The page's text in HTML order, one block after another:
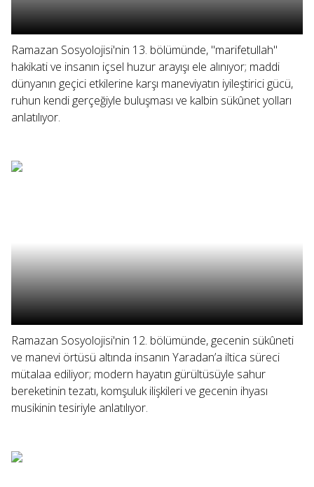
Ramazan Sosyolojisi'nin 13. bölümünde, "marifetullah"
hakikati ve insanın içsel huzur arayışı ele alınıyor; maddi
dünyanın geçici etkilerine karşı maneviyatın iyileştirici gücü,
ruhun kendi gerçeğiyle buluşması ve kalbin sükûnet yolları
anlatılıyor.
Ramazan Sosyolojisi'nin 12. bölümünde, gecenin sükûneti
ve manevi örtüsü altında insanın Yaradan’a iltica süreci
mütalaa ediliyor; modern hayatın gürültüsüyle sahur
bereketinin tezatı, komşuluk ilişkileri ve gecenin ihyası
musikinin tesiriyle anlatılıyor.